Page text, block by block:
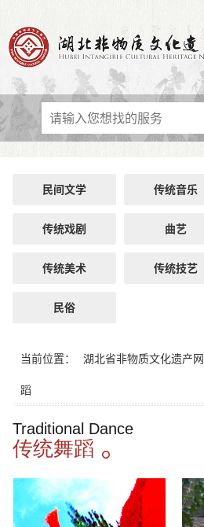
民间文学 传统音乐
传统戏剧 曲艺
传统美术 传统技艺
民俗
当前位置： 湖北省非物质文化遗产网
蹈
Traditional Dance
传统舞蹈